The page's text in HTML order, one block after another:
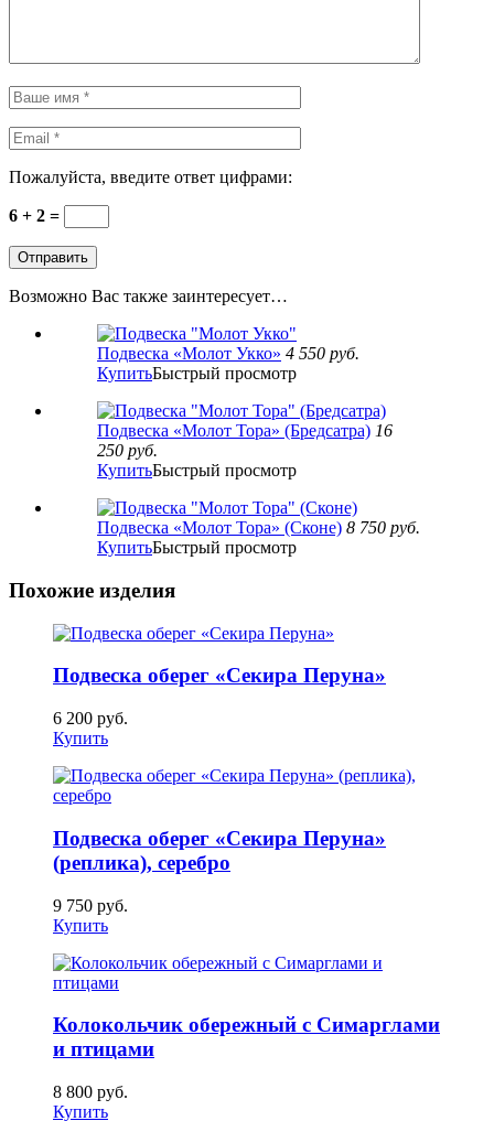
Пожалуйста, введите ответ цифрами:
6 + 2 =
Возможно Вас также заинтересует…
Подвеска «Молот Укко» 4 550 руб.
КупитьБыстрый просмотр
Подвеска «Молот Тора» (Бредсатра) 16
250 руб.
КупитьБыстрый просмотр
Подвеска «Молот Тора» (Сконе) 8 750 руб.
КупитьБыстрый просмотр
Похожие изделия
Подвеска оберег «Секира Перуна»
6 200 руб.
Купить
Подвеска оберег «Секира Перуна»
(реплика), серебро
9 750 руб.
Купить
Колокольчик обережный с Симарглами
и птицами
8 800 руб.
Купить